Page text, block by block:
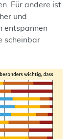
Für andere ist
und
entspannen
scheinbar